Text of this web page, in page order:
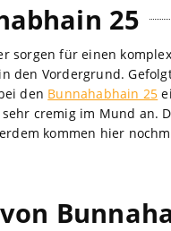
25
sorgen für einen
den Vordergrund.
den Bunnahabhain 25
cremig im Mund an.
kommen hier